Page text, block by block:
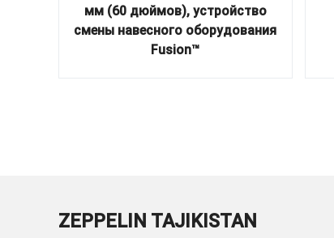
мм (60 дюймов), устройство
смены навесного оборудования
Fusion™
ZEPPELIN TAJIKISTAN